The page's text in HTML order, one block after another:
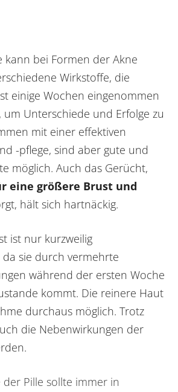
kann bei Formen der Akne
Wirkstoffe, die
einige Wochen eingenommen
Unterschiede und Erfolge zu
mit einer effektiven
-pflege, sind aber gute und
möglich. Auch das Gerücht,
eine größere Brust und
hält sich hartnäckig.
ist nur kurzweilig
sie durch vermehrte
während der ersten Woche
kommt. Die reinere Haut
durchaus möglich. Trotz
die Nebenwirkungen der
der Pille sollte immer in